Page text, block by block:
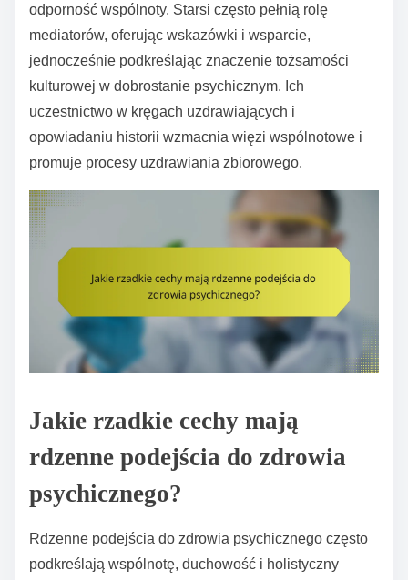
odporność wspólnoty. Starsi często pełnią rolę
mediatorów, oferując wskazówki i wsparcie,
jednocześnie podkreślając znaczenie tożsamości
kulturowej w dobrostanie psychicznym. Ich
uczestnictwo w kręgach uzdrawiających i
opowiadaniu historii wzmacnia więzi wspólnotowe i
promuje procesy uzdrawiania zbiorowego.
Jakie rzadkie cechy mają
rdzenne podejścia do zdrowia
psychicznego?
Rdzenne podejścia do zdrowia psychicznego często
podkreślają wspólnotę, duchowość i holistyczny